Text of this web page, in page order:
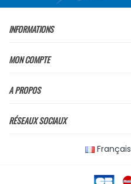
INFORMATIONS
MON COMPTE
A PROPOS
RÉSEAUX SOCIAUX
Français